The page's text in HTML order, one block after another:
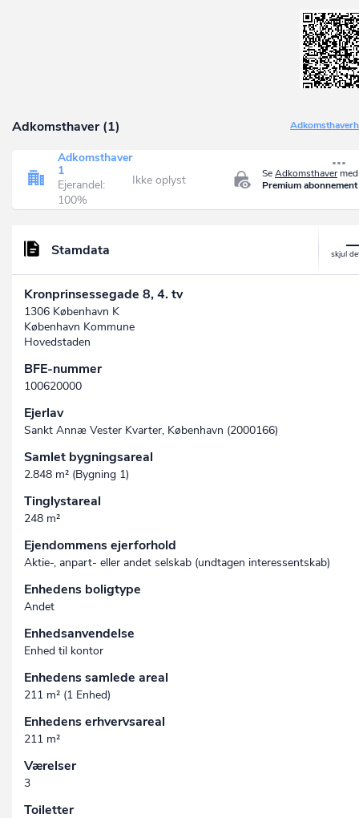
Adkomsthaver (1)
SeAdkomsthaver
Premium abonnement
Adkomsthaver
1
Ejerandel:
100%
Ikke oplyst
Stamdata
Kronprinsessegade 8, 4. tv
1306 København K
København Kommune
Hovedstaden
BFE-nummer
100620000
Ejerlav
Sankt Annæ Vester Kvarter, København (2000166)
Samlet bygningsareal
2.848 m² (Bygning 1)
Tinglystareal
248 m²
Ejendommens ejerforhold
Aktie-, anpart- eller andet selskab (undtagen interessent­skab)
Enhedens boligtype
Andet
Enhedsanvendelse
Enhed til kontor
Enhedens samlede areal
211 m² (1 Enhed)
Enhedens erhvervsareal
211 m²
Værelser
3
Toiletter